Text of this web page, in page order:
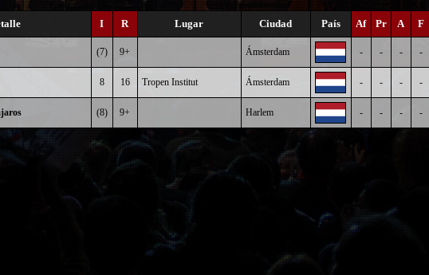
I R Lugar Ciudad País Af Pr A F
(7) 9+ Ámsterdam - - - -
8 16 Tropen Institut Ámsterdam - - - -
(8) 9+ Harlem - - - -